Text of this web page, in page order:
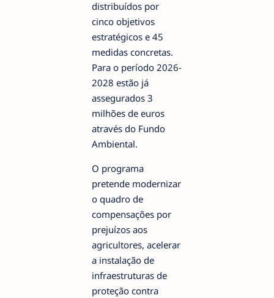
distribuídos por
cinco objetivos
estratégicos e 45
medidas concretas.
Para o período 2026-
2028 estão já
assegurados 3
milhões de euros
através do Fundo
Ambiental.
O programa
pretende modernizar
o quadro de
compensações por
prejuízos aos
agricultores, acelerar
a instalação de
infraestruturas de
proteção contra